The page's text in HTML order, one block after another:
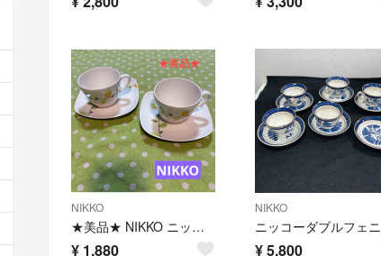
NIKKO
★美品★ NIKKO ニッコー カップ＆ソーサ 2客セット
¥ 1,880
NIKKO
¥5,800